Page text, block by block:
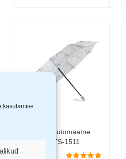
kasutamise
Lisa korvi
Tiross täisautomaatne
vihmavari TS-1511